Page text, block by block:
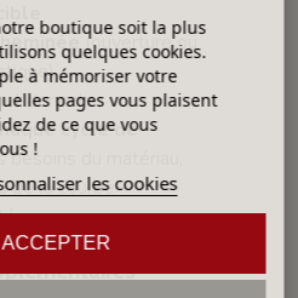
(ouverture ou
donc de
cycle de
du matériau,
de la courbe
boutique soit la plus
quelques cookies.
à mémoriser votre
pages vous plaisent
de ce que vous
!
les cookies